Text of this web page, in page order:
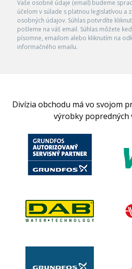
Vaše osobné údaje (email) budeme
účelom v súlade s platnou legislatívou a
osobných údajov. Súhlas potvrdíte
pošleme na váš email. Súhlas môžete
písomne, emailom alebo kliknutím na
informačného emailu.
Divízia obchodu má vo svojom
výrobky popredných